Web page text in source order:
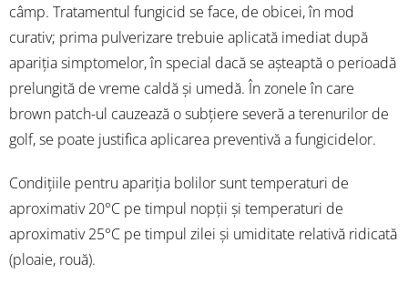
câmp. Tratamentul fungicid se face, de obicei, în mod
curativ; prima pulverizare trebuie aplicată imediat după
apariția simptomelor, în special dacă se așteaptă o perioadă
prelungită de vreme caldă și umedă. În zonele în care
brown patch-ul cauzează o subțiere severă a terenurilor de
golf, se poate justifica aplicarea preventivă a fungicidelor.
Condițiile pentru apariția bolilor sunt temperaturi de
aproximativ 20°C pe timpul nopții și temperaturi de
aproximativ 25°C pe timpul zilei și umiditate relativă ridicată
(ploaie, rouă).